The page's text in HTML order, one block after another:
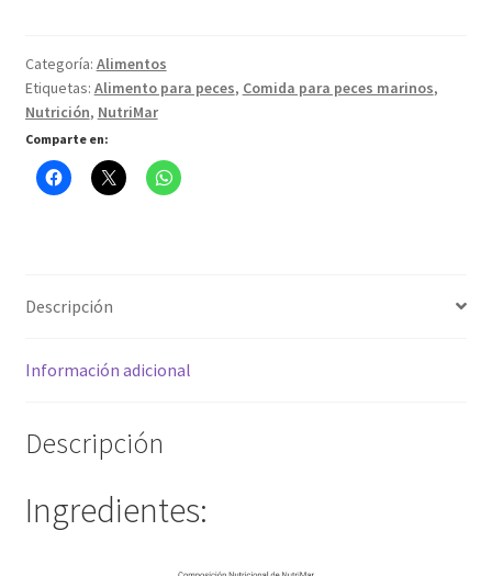
-
NutriMar
cantidad
Categoría: Alimentos
Etiquetas: Alimento para peces, Comida para peces marinos,
Nutrición, NutriMar
Comparte en:
Descripción
Información adicional
Descripción
Ingredientes: